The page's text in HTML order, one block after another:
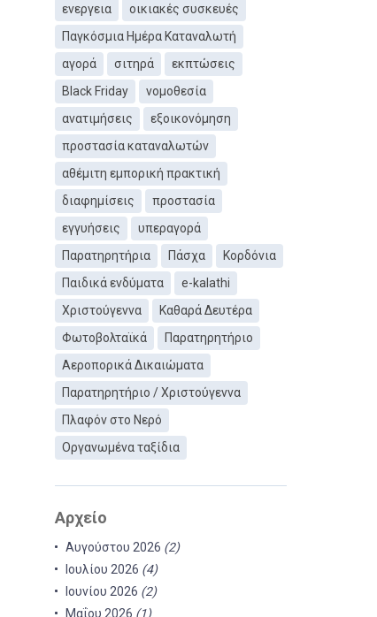
ενεργεια
οικιακές συσκευές
Παγκόσμια Ημέρα Καταναλωτή
αγορά
σιτηρά
εκπτώσεις
Black Friday
νομοθεσία
ανατιμήσεις
εξοικονόμηση
προστασία καταναλωτών
αθέμιτη εμπορική πρακτική
διαφημίσεις
προστασία
εγγυήσεις
υπεραγορά
Παρατηρητήρια
Πάσχα
Κορδόνια
Παιδικά ενδύματα
e-kalathi
Χριστούγεννα
Καθαρά Δευτέρα
Φωτοβολταϊκά
Παρατηρητήριο
Αεροπορικά Δικαιώματα
Παρατηρητήριο / Χριστούγεννα
Πλαφόν στο Νερό
Οργανωμένα ταξίδια
Αρχείο
Αυγούστου 2026 (2)
Ιουλίου 2026 (4)
Ιουνίου 2026 (2)
Μαΐου 2026 (1)